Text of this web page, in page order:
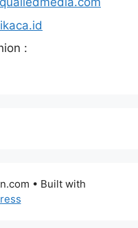
:
• Built with